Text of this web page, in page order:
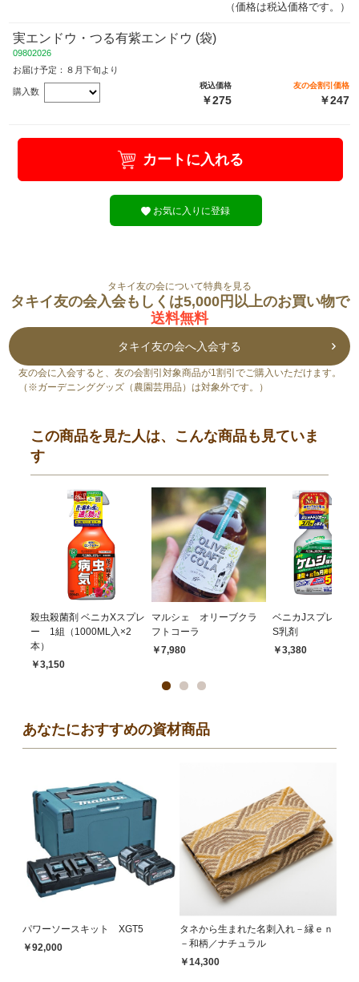
（価格は税込価格です。）
実エンドウ・つる有紫エンドウ (袋)
09802026
お届け予定：８月下旬より
購入数
税込価格
￥275
友の会割引価格
￥247
カートに入れる
お気に入りに登録
タキイ友の会について特典を見る
タキイ友の会入会もしくは5,000円以上のお買い物で
送料無料
タキイ友の会へ入会する
友の会に入会すると、友の会割引対象商品が1割引でご購入いただけます。
（※ガーデニンググッズ（農園芸用品）は対象外です。）
この商品を見た人は、こんな商品も見ていま
す
殺虫殺菌剤 ベニカXスプレ
ー 1組（1000ML入×2
本）
￥3,150
マルシェ オリーブクラ
フトコーラ
￥7,980
ベニカJスプレー＆
S乳剤
￥3,380
あなたにおすすめの資材商品
パワーソースキット XGT5
￥92,000
タネから生まれた名刺入れ－縁ｅｎ
－和柄／ナチュラル
￥14,300